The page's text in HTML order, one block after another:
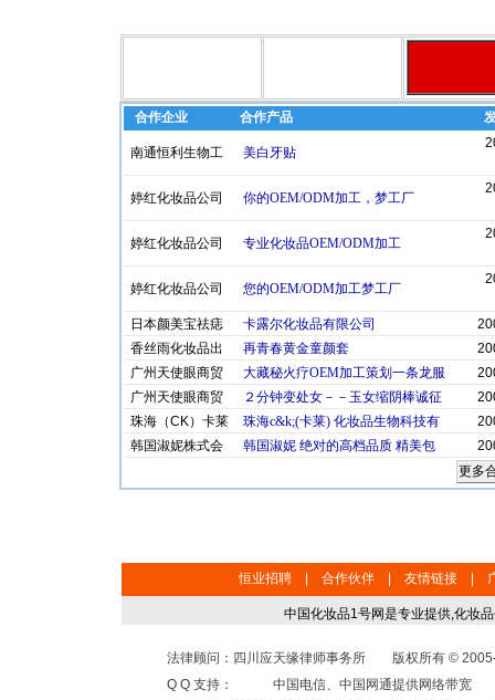
合作企业 合作产品
南通恒利生物工 美白牙贴
婷红化妆品公司 你的OEM/ODM加工，梦工厂
婷红化妆品公司 专业化妆品OEM/ODM加工
婷红化妆品公司 您的OEM/ODM加工梦工厂
日本颜美宝祛痣 卡露尔化妆品有限公司
香丝雨化妆品出
再青春黄金童颜套
广州天使眼商贸
大藏秘火疗OEM加工策划一条龙服
广州天使眼商贸
２分钟变处女－－玉女缩阴棒诚征
珠海（CK）卡莱
珠海c&k;(卡莱) 化妆品生物科技有
韩国淑妮株式会
韩国淑妮 绝对的高档品质 精美包
恒业招聘 合作伙伴 友情链接
中国化妆品1号网是专业提供,化妆
法律顾问：四川应天缘律师事务所 版权所有 ©
Q Q 支持： 中国电信、中国网通提供网络带宽